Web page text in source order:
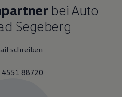
bei Auto
Segeberg
schreiben
4551 88720